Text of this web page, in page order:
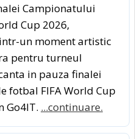
Campionatului
Cup 2026,
un moment artistic
pentru turneul
in pauza finalei
fotbal FIFA World Cup
Go4IT. ...continuare.